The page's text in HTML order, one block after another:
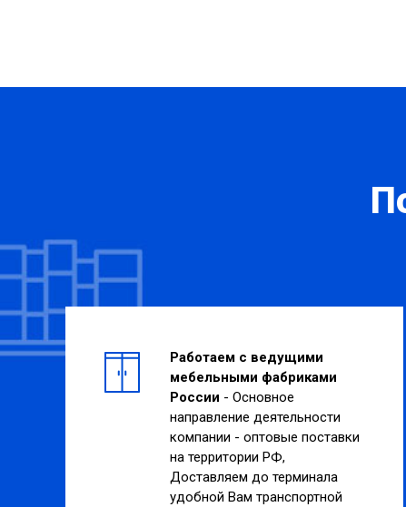
Работаем с ведущими
мебельными фабриками
России - Основное
направление деятельности
компании - оптовые поставки
на территории РФ,
Доставляем до терминала
удобной Вам транспортной